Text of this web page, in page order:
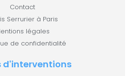
Contact
Serrurier à Paris
légales
de confidentialité
d'interventions